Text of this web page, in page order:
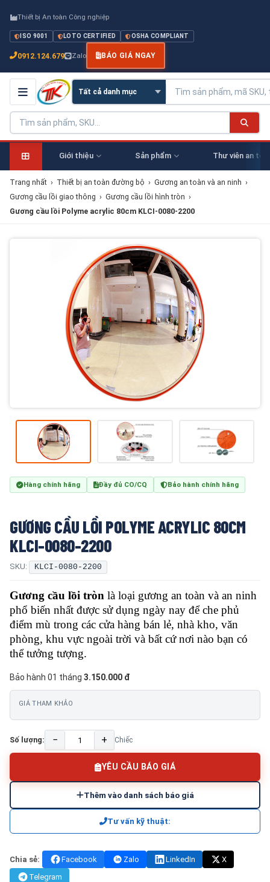
Thiết bị An toàn Công nghiệp
ISO 9001 LOTO CERTIFIED OSHA COMPLIANT
0912.124.679 Zalo BÁO GIÁ NGAY
Giới thiệu Sản phẩm Thư viên an
Trang nhất › Thiết bị an toàn đường bộ › Gương an toàn và an ninh ›
Gương cầu lồi giao thông › Gương cầu lồi hình tròn ›
Gương cầu lồi Polyme acrylic 80cm KLCI-0080-2200
Hàng chính hãng Đầy đủ CO/CQ Bảo hành chính hãng
GƯƠNG CẦU LỒI POLYME ACRYLIC 80CM
KLCI-0080-2200
SKU: KLCI-0080-2200
Gương cầu lồi tròn là loại gương an toàn và an ninh
phổ biến nhất được sử dụng ngày nay để che phủ
điểm mù trong các cửa hàng bán lẻ, nhà kho, văn
phòng, khu vực ngoài trời và bất cứ nơi nào bạn có
thể tưởng tượng.
Bảo hành 01 tháng 3.150.000 đ
GIÁ THAM KHẢO
Số lượng: − + Chiếc
YÊU CẦU BÁO GIÁ
Thêm vào danh sách báo giá
Tư vấn kỹ thuật:
Chia sẻ: Facebook Zalo LinkedIn
X
Telegram